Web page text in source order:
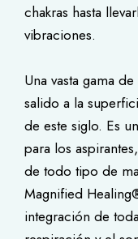
chakras hasta
vibraciones.
Una vasta gama
salido a la
de este siglo. Es
para los
de todo tipo de
Magnified
integración de